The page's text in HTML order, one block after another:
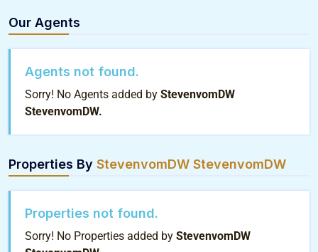
Our Agents
Agents not found.
Sorry! No Agents added by StevenvomDW
StevenvomDW.
Properties By StevenvomDW StevenvomDW
Properties not found.
Sorry! No Properties added by StevenvomDW